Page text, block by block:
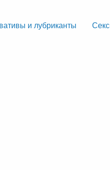
и лубриканты